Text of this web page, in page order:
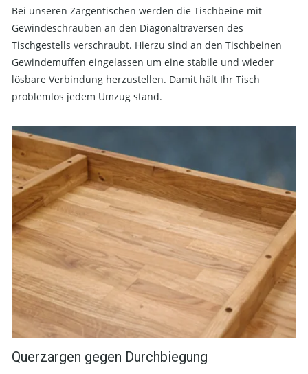
Bei unseren Zargentischen werden die Tischbeine mit
Gewindeschrauben an den Diagonaltraversen des
Tischgestells verschraubt. Hierzu sind an den Tischbeinen
Gewindemuffen eingelassen um eine stabile und wieder
lösbare Verbindung herzustellen. Damit hält Ihr Tisch
problemlos jedem Umzug stand.
Querzargen gegen Durchbiegung